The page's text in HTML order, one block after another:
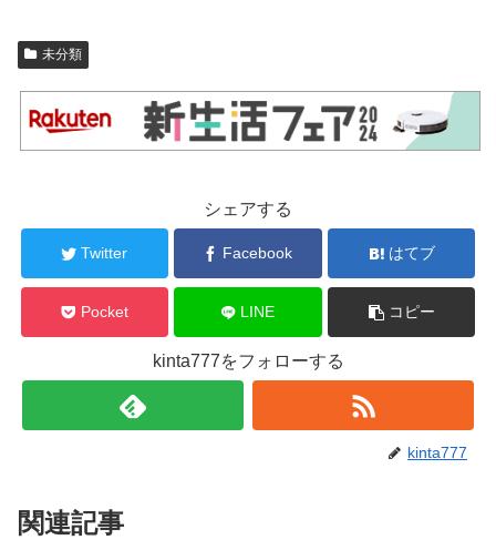
未分類
シェアする
Twitter Facebook はてブ
Pocket LINE コピー
kinta777をフォローする
kinta777
関連記事